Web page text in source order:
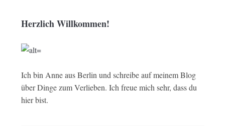
Herzlich Willkommen!
Ich bin Anne aus Berlin und schreibe auf meinem Blog
über Dinge zum Verlieben. Ich freue mich sehr, dass du
hier bist.